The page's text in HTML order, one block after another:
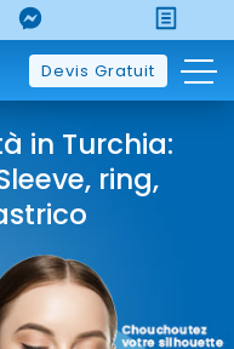
Devis Gratuit
in Turchia:
ring,